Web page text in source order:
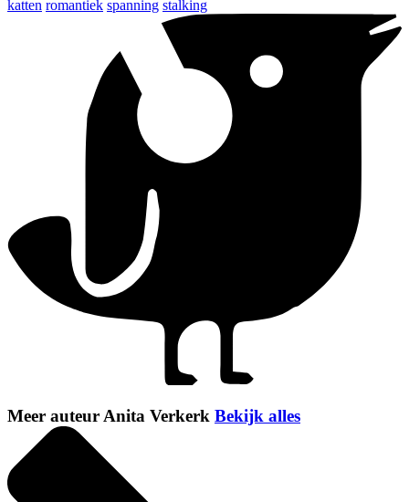
katten romantiek spanning stalking
Meer auteur Anita Verkerk Bekijk alles